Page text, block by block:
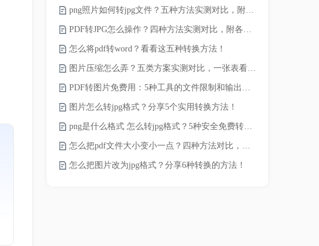
png照片如何转jpg文件？五种方法实测对比，附各场景最优选!！
PDF转JPG怎么操作？四种方法实测对比，附各场景最优选！
怎么将pdf转word？看看这五种转换方法！
图片压缩怎么弄？五类方案实测对比，一张表看懂怎么选！
PDF转图片免费用：5种工具的文件限制和输出质量对比！
图片怎么转jpg格式？分享5个实用转换方法！
png是什么格式 怎么转jpg格式？5种安全免费转换方法全解析！
怎么把pdf文件大小变小一点？四种方法对比，一看就懂！
怎么把图片改为jpg格式？分享6种转换的方法！